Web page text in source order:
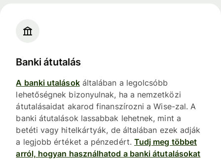
Banki átutalás
A banki utalásokáltalában a legolcsóbb
lehetőségnek bizonyulnak, ha a nemzetközi
átutalásaidat akarod finanszírozni a Wise-zal. A
banki átutalások lassabbak lehetnek, mint a
betéti vagy hitelkártyák, de általában ezek adják
a legjobb értéket a pénzedért. Tudj meg többet
arról, hogyan használhatod a banki átutalásokat